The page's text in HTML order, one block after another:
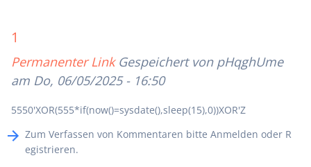
1
Permanenter Link Gespeichert von pHqghUme
am Do, 06/05/2025 - 16:50
5550'XOR(555*if(now()=sysdate(),sleep(15),0))XOR'Z
Zum Verfassen von Kommentaren bitte Anmelden oder R
egistrieren.